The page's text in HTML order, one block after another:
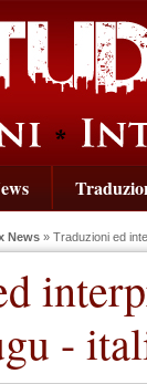
News » Traduzioni ed
-